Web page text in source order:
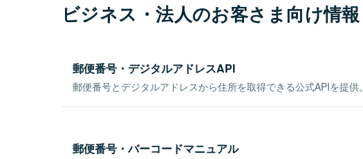
ビジネス・法人のお客さま向け情報
郵便番号・デジタルアドレスAPI
郵便番号とデジタルアドレスから住所を取得できる公式APIを提供。
郵便番号・バーコードマニュアル